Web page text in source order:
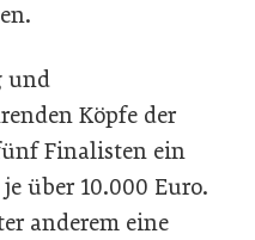
und
Köpfe der
Finalisten ein
über 10.000 Euro.
anderem eine